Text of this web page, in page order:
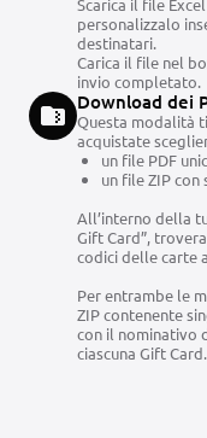
Scarica il file
personalizzalo
destinatari.
Carica il file nel
invio completato.
Download dei
Questa modalità
acquistate
un file PDF
un file ZIP
All’interno della
Gift Card”,
codici delle carte
Per entrambe le
ZIP contenente
con il nominativo
ciascuna Gift Card.